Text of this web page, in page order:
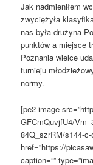
Jak nadmieniłem
zwyciężyła
nas była drużyna
punktów a miejsce
Poznania wielce
turnieju
normy.
[pe2-image
GFCmQuvjfU4/
84Q_szrRM/s144-c-
href=”https://
caption=””